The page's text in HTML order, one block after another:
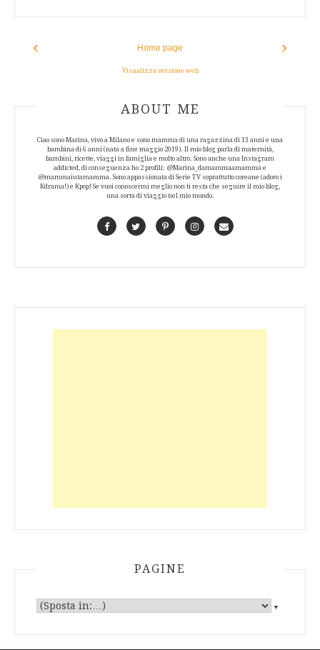
‹ ›
Home page
Visualizza versione web
ABOUT AUTHOR
ABOUT ME
Ciao sono Marina, vivo a Milano e sono mamma di una ragazzina di 13 anni e una
bambina di 6 anni (nata a fine maggio 2019). Il mio blog parla di maternità,
bambini, ricette, viaggi in famiglia e molto altro. Sono anche una Instagram
addicted, di conseguenza ho 2 profili: @Marina_damammaamamma e
@mammaiutamamma. Sono appassionata di Serie TV soprattutto coreane (adoro i
Kdrama!) e Kpop! Se vuoi conoscermi meglio non ti resta che seguire il mio blog,
una sorta di viaggio nel mio mondo.
FacebookTwitterPinterestInstagramContact
PAGINE
▼